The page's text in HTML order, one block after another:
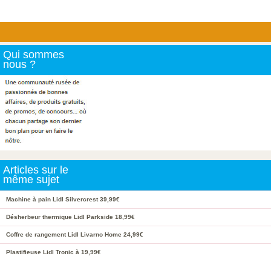
Qui sommes
nous ?
Articles sur le
même sujet
Machine à pain Lidl Silvercrest 39,99€
Désherbeur thermique Lidl Parkside 18,99€
Coffre de rangement Lidl Livarno Home 24,99€
Plastifieuse Lidl Tronic à 19,99€